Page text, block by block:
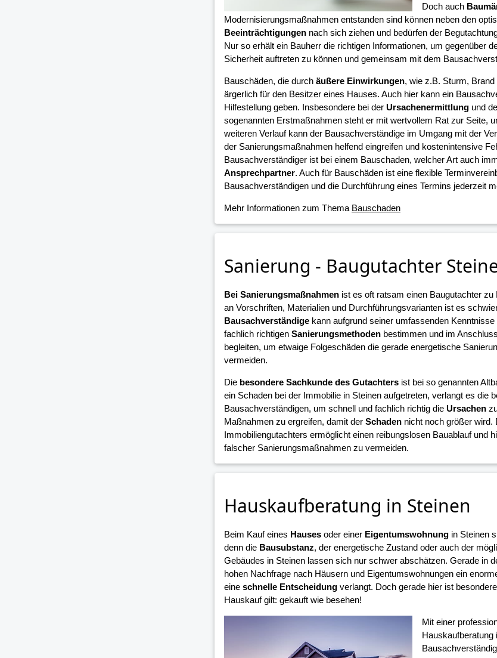
Doch auch
Modernisierungsmaßnahmen entstanden sind können neben den
Beeinträchtigungennach sich ziehen und bedürfen der
Nur so erhält ein Bauherr die richtigen Informationen, um gegenüber
Sicherheit auftreten zu können und gemeinsam mit dem
Bauschäden, die durch äußere Einwirkungen, wie z.B. Sturm,
ärgerlich für den Besitzer eines Hauses. Auch hier kann ein
Hilfestellung geben. Insbesondere bei der Ursachenermittlungund
sogenannten Erstmaßnahmen steht er mit wertvollem Rat zur Seite,
weiteren Verlauf kann der Bausachverständige im Umgang mit der
der Sanierungsmaßnahmen helfend eingreifen und kostenintensive
Bausachverständiger ist bei einem Bauschaden, welcher Art auch
Ansprechpartner. Auch für Bauschäden ist eine flexible
Bausachverständigen und die Durchführung eines Termins jederzeit
Mehr Informationen zum Thema Bauschaden
Sanierung - Baugutachter
Bei Sanierungsmaßnahmenist es oft ratsam einen Baugutachter zu
an Vorschriften, Materialien und Durchführungsvarianten ist es
Bausachverständigekann aufgrund seiner umfassenden
fachlich richtigen Sanierungsmethodenbestimmen und im
begleiten, um etwaige Folgeschäden die gerade energetische
vermeiden.
Die besondere Sachkunde des Gutachtersist bei so genannten
ein Schaden bei der Immobilie in Steinen aufgetreten, verlangt es die
Bausachverständigen, um schnell und fachlich richtig die Ursachen
Maßnahmen zu ergreifen, damit der Schadennicht noch größer wird.
Immobiliengutachters ermöglicht einen reibungslosen Bauablauf und
falscher Sanierungsmaßnahmen zu vermeiden.
Hauskaufberatung in Steinen
Beim Kauf eines Hausesoder einer Eigentumswohnungin Steinen
denn die Bausubstanz, der energetische Zustand oder auch der
Gebäudes in Steinen lassen sich nur schwer abschätzen. Gerade in
hohen Nachfrage nach Häusern und Eigentumswohnungen ein
eine schnelle Entscheidungverlangt. Doch gerade hier ist
Hauskauf gilt: gekauft wie besehen!
Mit einer
Hauskaufberatung